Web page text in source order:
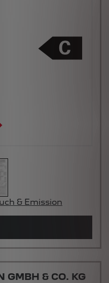
GMBH & CO. KG